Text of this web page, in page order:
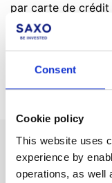
Consent
Cookie policy
This website uses
experience by
operations, as well
par carte de crédit
Transferts des
compte-joint
Vous ne